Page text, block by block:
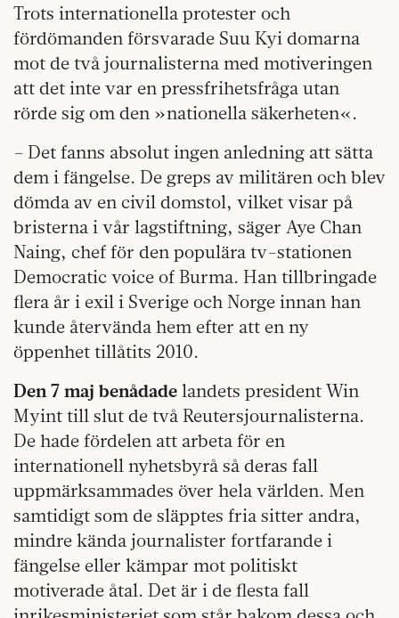
Trots internationella protester och
fördömanden försvarade Suu Kyi domarna
mot de två journalisterna med motiveringen
att det inte var en pressfrihetsfråga utan
rörde sig om den »nationella säkerheten«.
– Det fanns absolut ingen anledning att sätta
dem i fängelse. De greps av militären och blev
dömda av en civil domstol, vilket visar på
bristerna i vår lagstiftning, säger Aye Chan
Naing, chef för den populära tv-stationen
Democratic voice of Burma. Han tillbringade
flera år i exil i Sverige och Norge innan han
kunde återvända hem efter att en ny
öppenhet tillåtits 2010.
Den 7 maj benådade landets president Win
Myint till slut de två Reutersjournalisterna.
De hade fördelen att arbeta för en
internationell nyhetsbyrå så deras fall
uppmärksammades över hela världen. Men
samtidigt som de släpptes fria sitter andra,
mindre kända journalister fortfarande i
fängelse eller kämpar mot politiskt
motiverade åtal. Det är i de flesta fall